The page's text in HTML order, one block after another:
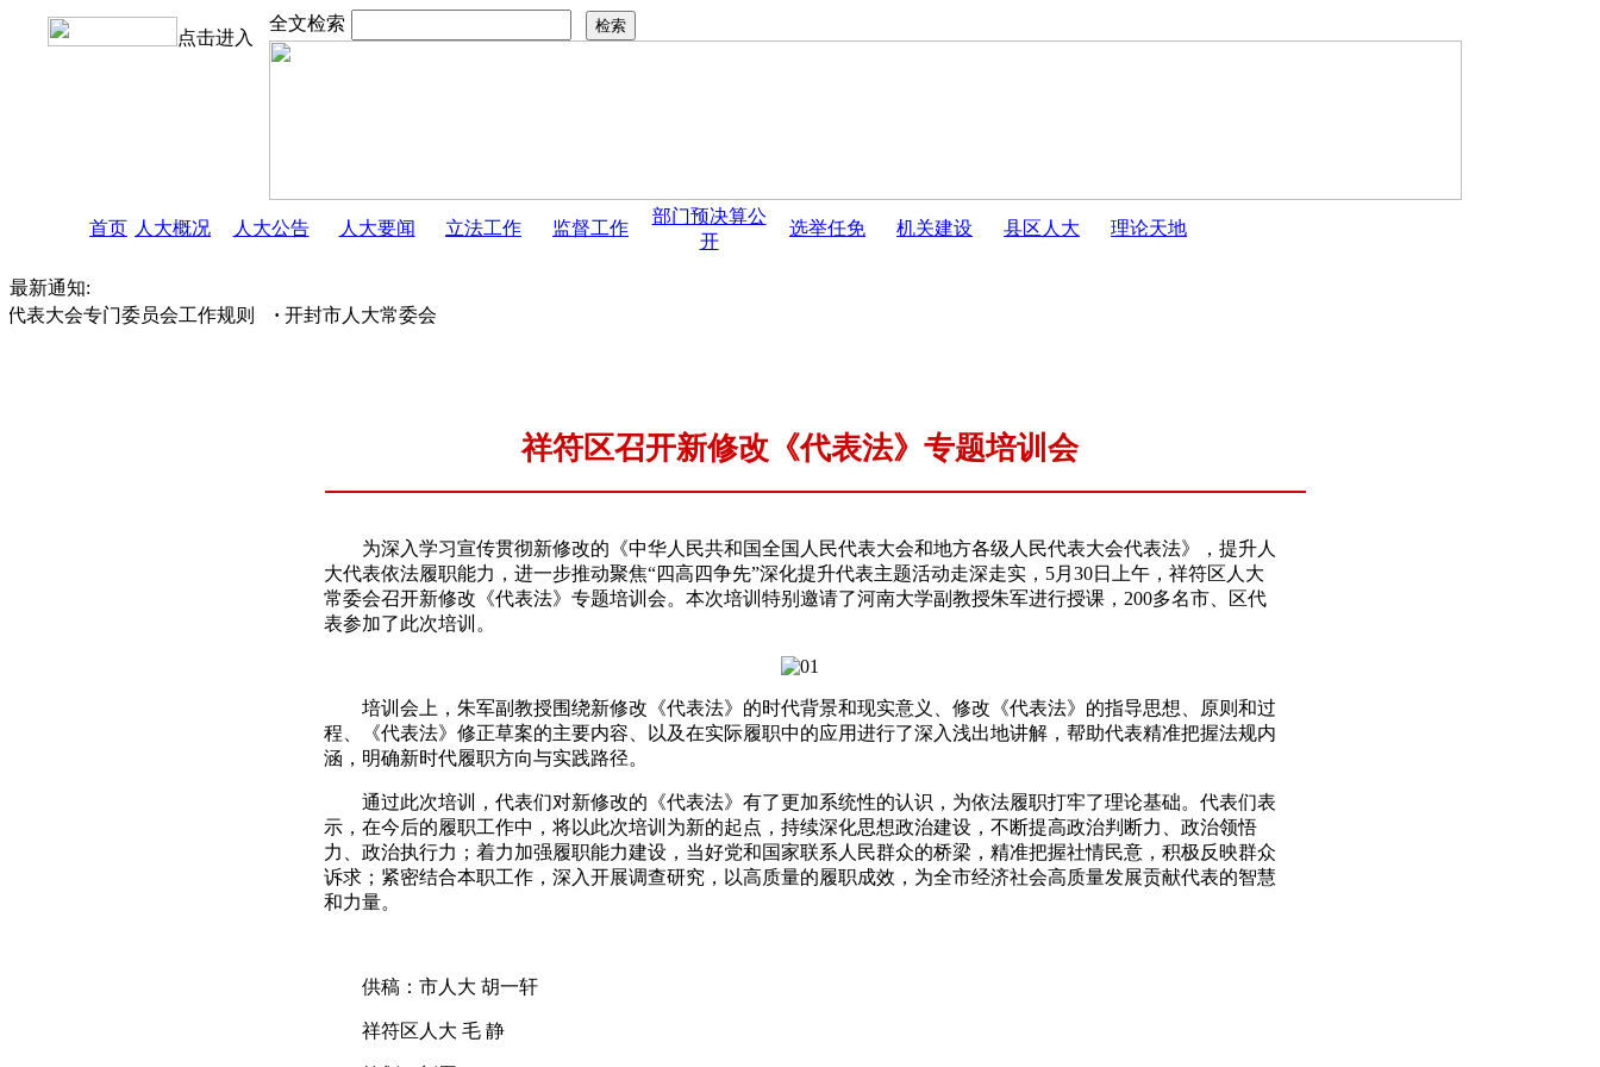
点击进入
全文检索
首页 人大概况 人大公告 人大要闻 立法工作 监督工作
部门预决算公
开
选举任免 机关建设 县区人大 理论天地
最新通知:
表大会专门委员会工作规则
开封市人大常委会办公室关于人民群众信访有关事...
祥符区召开新修改《代表法》专题培训会
为深入学习宣传贯彻新修改的《中华人民共和国全国人民代表大会和地方各级人民代表大会代表法》，提升人
大代表依法履职能力，进一步推动聚焦“四高四争先”深化提升代表主题活动走深走实，5月30日上午，祥符区人大
常委会召开新修改《代表法》专题培训会。本次培训特别邀请了河南大学副教授朱军进行授课，200多名市、区代
表参加了此次培训。
培训会上，朱军副教授围绕新修改《代表法》的时代背景和现实意义、修改《代表法》的指导思想、原则和过
程、《代表法》修正草案的主要内容、以及在实际履职中的应用进行了深入浅出地讲解，帮助代表精准把握法规内
涵，明确新时代履职方向与实践路径。
通过此次培训，代表们对新修改的《代表法》有了更加系统性的认识，为依法履职打牢了理论基础。代表们表
示，在今后的履职工作中，将以此次培训为新的起点，持续深化思想政治建设，不断提高政治判断力、政治领悟
力、政治执行力；着力加强履职能力建设，当好党和国家联系人民群众的桥梁，精准把握社情民意，积极反映群众
诉求；紧密结合本职工作，深入开展调查研究，以高质量的履职成效，为全市经济社会高质量发展贡献代表的智慧
和力量。
供稿：市人大 胡一轩
祥符区人大 毛 静